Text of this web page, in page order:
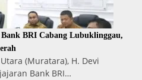
BRI Cabang Lubuklinggau,
(Muratara), H. Devi
Bank BRI…